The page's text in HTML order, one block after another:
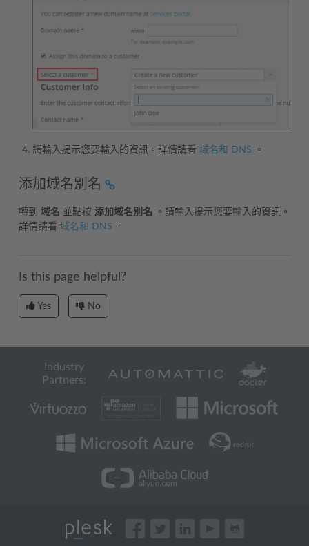
請輸入提示您要輸入的資訊。詳情請看 域名和 DNS 。
添加域名別名
轉到 域名 並點按 添加域名別名 。請輸入提示您要輸入的資訊。
詳情請看 域名和 DNS 。
Is this page helpful?
Yes No
Industry
Partners: